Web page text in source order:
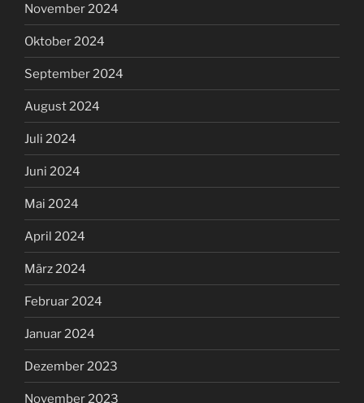
November 2024
Oktober 2024
September 2024
August 2024
Juli 2024
Juni 2024
Mai 2024
April 2024
März 2024
Februar 2024
Januar 2024
Dezember 2023
November 2023